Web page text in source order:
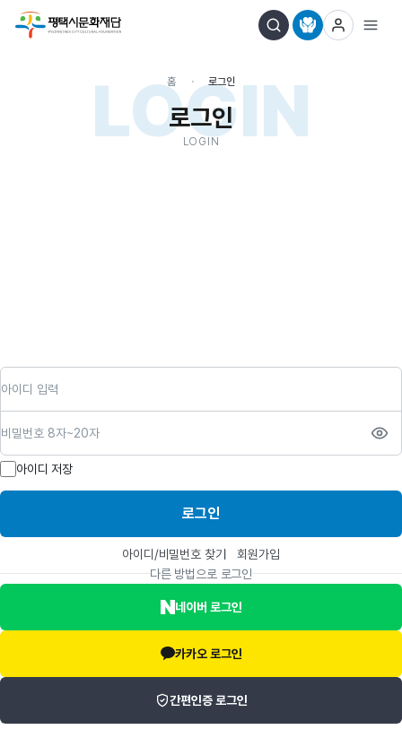
LOGIN
홈 로그인
로그인
LOGIN
아이디 저장
로그인
아이디/비밀번호 찾기
회원가입
다른 방법으로 로그인
네이버 로그인
카카오 로그인
간편인증 로그인